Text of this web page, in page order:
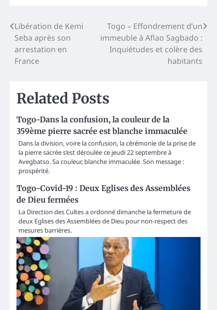
Post
navigation
Libération de Kemi
Seba après son
arrestation en
France
Togo – Effondrement d’un
immeuble à Aflao Sagbado :
Inquiétudes et colère des
habitants
Related Posts
Togo-Dans la confusion, la couleur de la
359ème pierre sacrée est blanche immaculée
Dans la division, voire la confusion, la cérémonie de la prise de
la pierre sacrée s’est déroulée ce jeudi 22 septembre à
Avegbatso. Sa couleur, blanche immaculée. Son message :
prospérité.
Togo-Covid-19 : Deux Eglises des Assemblées
de Dieu fermées
La Direction des Cultes a ordonné dimanche la fermeture de
deux Eglises des Assemblées de Dieu pour non-respect des
mesures barrières.